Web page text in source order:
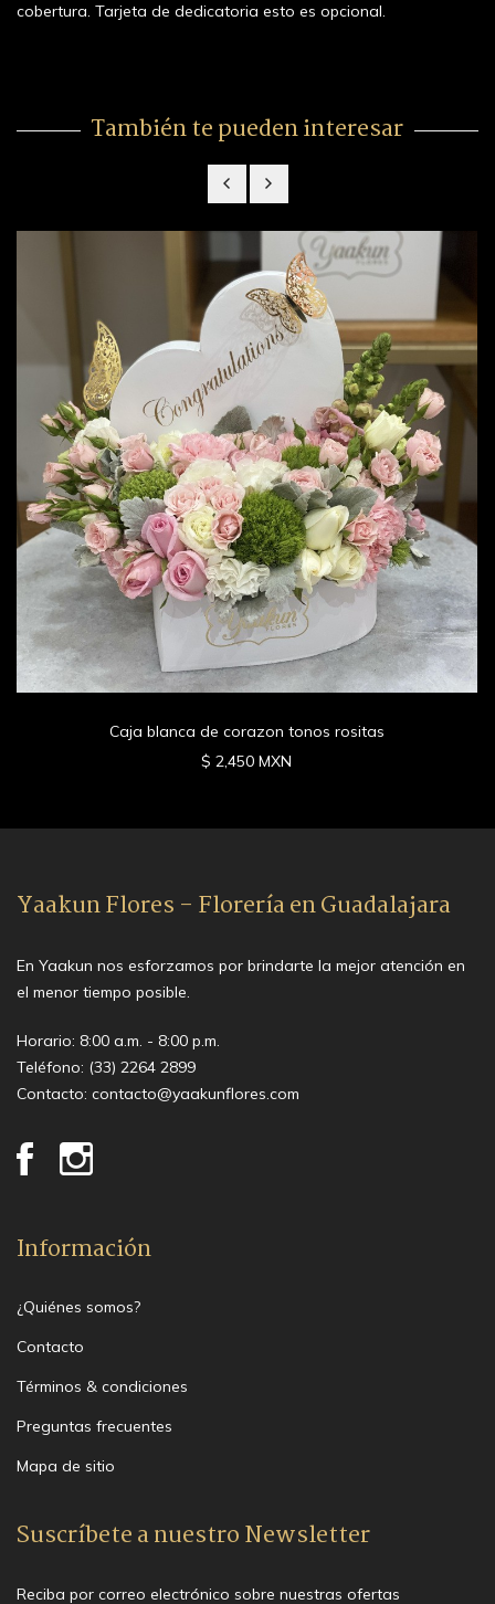
cobertura. Tarjeta de dedicatoria esto es opcional.
También te pueden interesar
Caja blanca de corazon tonos rositas
$ 2,450 MXN
Yaakun Flores - Florería en Guadalajara
En Yaakun nos esforzamos por brindarte la mejor atención en
el menor tiempo posible.
Horario: 8:00 a.m. - 8:00 p.m.
Teléfono: (33) 2264 2899
Contacto: contacto@yaakunflores.com
Información
¿Quiénes somos?
Contacto
Términos & condiciones
Preguntas frecuentes
Mapa de sitio
Suscríbete a nuestro Newsletter
Reciba por correo electrónico sobre nuestras ofertas